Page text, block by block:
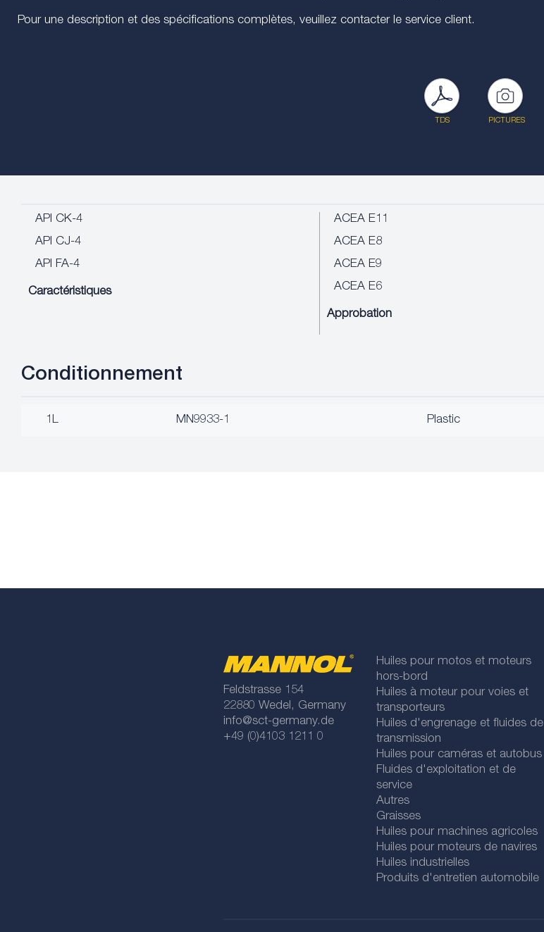
Pour une description et des spécifications complètes, veuillez contacter le service client.
TDS PICTURES
API CK-4
API CJ-4
API FA-4
Caractéristiques
ACEA E11
ACEA E8
ACEA E9
ACEA E6
Approbation
Conditionnement
1L MN9933-1 Plastic
Feldstrasse 154
22880 Wedel, Germany
info@sct-germany.de
+49 (0)4103 1211 0
Huiles pour motos et moteurs
hors-bord
Huiles à moteur pour voies et
transporteurs
Huiles d'engrenage et fluides de
transmission
Huiles pour caméras et autobus
Fluides d'exploitation et de
service
Autres
Graisses
Huiles pour machines agricoles
Huiles pour moteurs de navires
Huiles industrielles
Produits d'entretien automobile